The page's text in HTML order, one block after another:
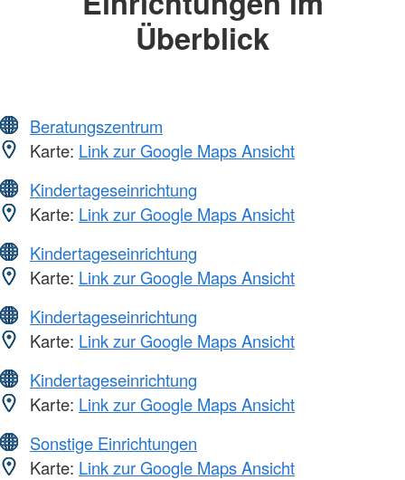
Überblick
Beratungszentrum
Karte: Link zur Google Maps Ansicht
Kindertageseinrichtung
Karte: Link zur Google Maps Ansicht
Kindertageseinrichtung
Karte: Link zur Google Maps Ansicht
Kindertageseinrichtung
Karte: Link zur Google Maps Ansicht
Kindertageseinrichtung
Karte: Link zur Google Maps Ansicht
Sonstige Einrichtungen
Karte: Link zur Google Maps Ansicht